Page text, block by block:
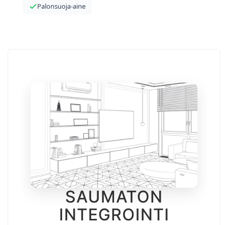
Palonsuoja-aine
SAUMATON
INTEGROINTI